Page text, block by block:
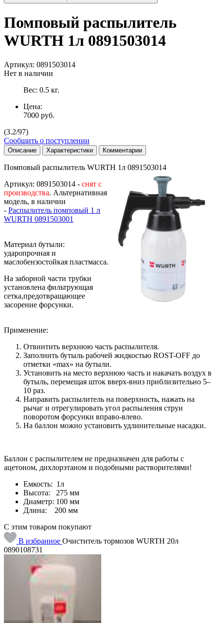
Помповый распылитель
WURTH 1л 0891503014
Артикул: 0891503014
Нет в наличии
Вес: 0.5 кг.
Цена:
7000 руб.
(3.2/97)
Сообщить о поступлении
Описание Характеристики Комментарии
Помповый распылитель WURTH 1л 0891503014
Артикул: 0891503014 - снят с
производства. Альтернативная
модель, в наличии
- Распылитель помповый 1 л
WURTH 0891503001
Материал бутыли:
ударопрочная и
маслобензостойкая пластмасса.
На заборной части трубки
установлена фильтрующая
сетка,предотвращающее
засорение форсунки.
Применение:
Отвинтить верхнюю часть распылителя.
Заполнить бутыль рабочей жидкостью ROST-OFF до
отметки «max» на бутыли.
Установить на место верхнюю часть и накачать воздух в
бутыль, перемещая шток вверх-вниз приблизительно 5–
10 раз.
Направить распылитель на поверхность, нажать на
рычаг и отрегулировать угол распыления струи
поворотом форсунки вправо-влево.
На баллон можно установить удлинительные насадки.
Баллон с распылителем не предназначен для работы с
ацетоном, дихлорэтаном и подобными растворителями!
Емкость: 1л
Высота: 275 мм
Диаметр: 100 мм
Длина: 200 мм
С этим товаром покупают
В избранное Очиститель тормозов WURTH 20л
0890108731